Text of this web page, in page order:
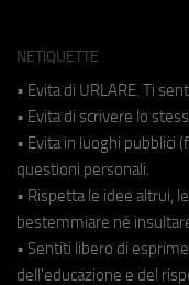
NETIQUETTE
• Evita di URLARE. Ti
• Evita di scrivere lo
• Evita in luoghi pubblici
questioni personali.
• Rispetta le idee altrui,
bestemmiare né
• Sentiti libero di
dell'educazione e del